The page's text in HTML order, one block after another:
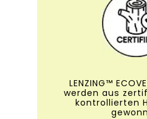
LENZING™
werden aus
kontrollierten